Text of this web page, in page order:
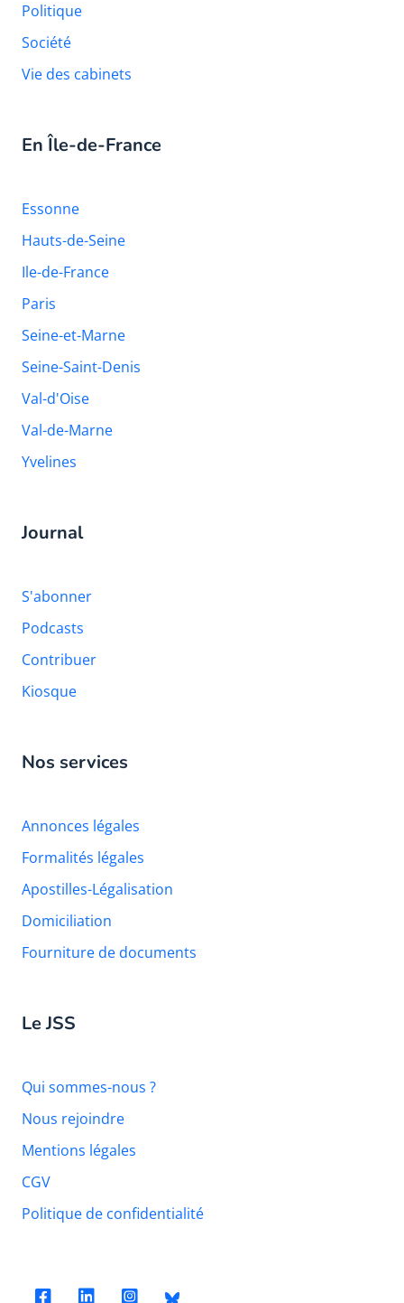
Politique
Société
Vie des cabinets
En Île-de-France
Essonne
Hauts-de-Seine
Ile-de-France
Paris
Seine-et-Marne
Seine-Saint-Denis
Val-d'Oise
Val-de-Marne
Yvelines
Journal
S'abonner
Podcasts
Contribuer
Kiosque
Nos services
Annonces légales
Formalités légales
Apostilles-Légalisation
Domiciliation
Fourniture de documents
Le JSS
Qui sommes-nous ?
Nous rejoindre
Mentions légales
CGV
Politique de confidentialité